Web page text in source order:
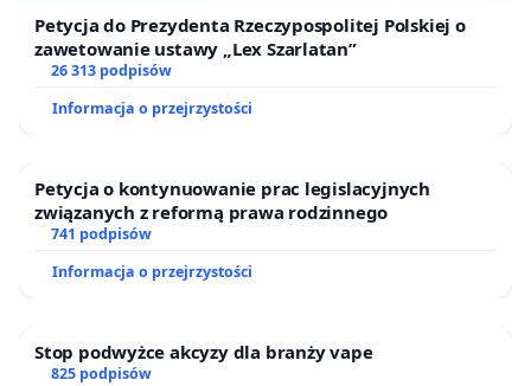
W interpelacji z 10 marca 2026r. dotyczącej
oczyszczenia koryta Potoku Bielańskiego w Parku
Chomicza Radna dzielnicy Bielany Anna Neska
ilość zeszłorocznych liści, gałęzi oraz innych
zanieczyszczeń. Podkreśliła, że obecny brak wody
stwarza dogodną okazję do przeprowadzenia
ponownym napełnieniu potoku mogłaby
Petycja do Prezydenta Rzeczypospolitej Polskiej o
zawetowanie ustawy „Lex Szarlatan”
26 313 podpisów
Informacja o przejrzystości
Petycja o kontynuowanie prac legislacyjnych
związanych z reformą prawa rodzinnego
741 podpisów
Informacja o przejrzystości
Stop podwyżce akcyzy dla branży vape
825 podpisów